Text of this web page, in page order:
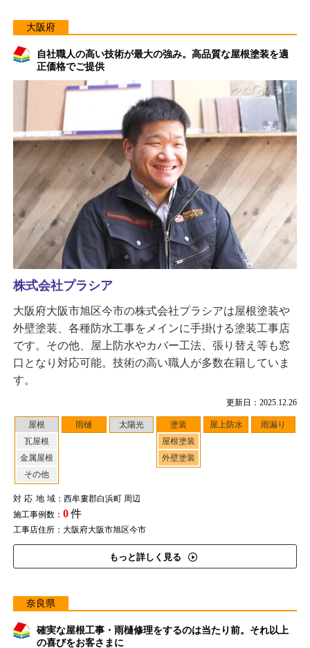
大阪府
自社職人の高い技術が最大の強み。高品質な屋根塗装を適
正価格でご提供
更新日：2025.12.26
屋根
瓦屋根
金属屋根
その他
雨樋 太陽光
塗装
屋根塗装
外壁塗装
屋上防水 雨漏り
対応地域：西牟婁郡白浜町 周辺
施工事例数： 0件
工事店住所：大阪府大阪市旭区今市
もっと詳しく見る
株式会社プラシア
大阪府大阪市旭区今市の株式会社プラシアは屋根塗装や
外壁塗装、各種防水工事をメインに手掛ける塗装工事店
です。その他、屋上防水やカバー工法、張り替え等も窓
口となり対応可能。技術の高い職人が多数在籍していま
す。
奈良県
確実な屋根工事・雨樋修理をするのは当たり前。それ以上
の喜びをお客さまに